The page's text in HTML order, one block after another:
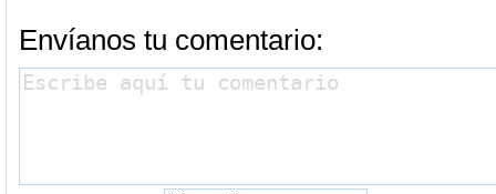
Envíanos tu comentario: